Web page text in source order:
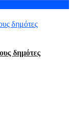
δημότες